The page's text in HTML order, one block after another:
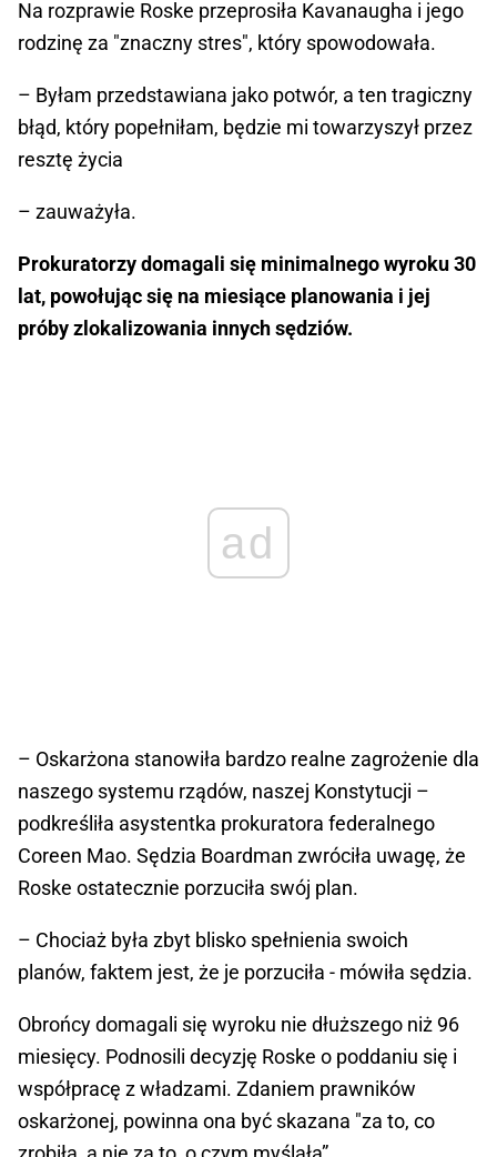
Na rozprawie Roske przeprosiła Kavanaugha i jego
rodzinę za "znaczny stres", który spowodowała.
– Byłam przedstawiana jako potwór, a ten tragiczny
błąd, który popełniłam, będzie mi towarzyszył przez
resztę życia
– zauważyła.
Prokuratorzy domagali się minimalnego wyroku 30
lat, powołując się na miesiące planowania i jej
próby zlokalizowania innych sędziów.
ad
– Oskarżona stanowiła bardzo realne zagrożenie dla
naszego systemu rządów, naszej Konstytucji –
podkreśliła asystentka prokuratora federalnego
Coreen Mao. Sędzia Boardman zwróciła uwagę, że
Roske ostatecznie porzuciła swój plan.
– Chociaż była zbyt blisko spełnienia swoich
planów, faktem jest, że je porzuciła - mówiła sędzia.
Obrońcy domagali się wyroku nie dłuższego niż 96
miesięcy. Podnosili decyzję Roske o poddaniu się i
współpracę z władzami. Zdaniem prawników
oskarżonej, powinna ona być skazana "za to, co